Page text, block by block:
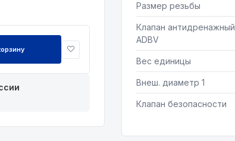
Размер резьбы
Клапан антидренажный
ADBV
Вес единицы
Внеш. диаметр 1
Клапан безопасности